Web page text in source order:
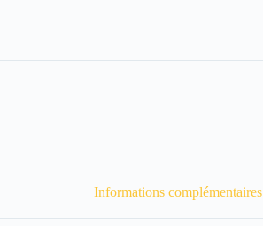
Informations complémentaires